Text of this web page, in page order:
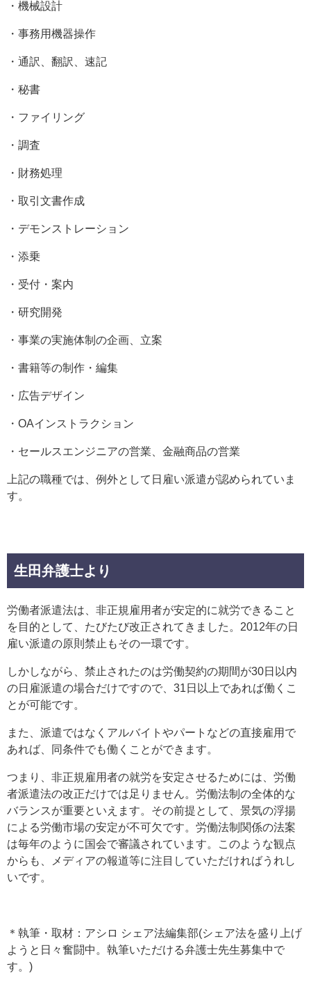
・機械設計
・事務用機器操作
・通訳、翻訳、速記
・秘書
・ファイリング
・調査
・財務処理
・取引文書作成
・デモンストレーション
・添乗
・受付・案内
・研究開発
・事業の実施体制の企画、立案
・書籍等の制作・編集
・広告デザイン
・OAインストラクション
・セールスエンジニアの営業、金融商品の営業
上記の職種では、例外として日雇い派遣が認められていま
す。
生田弁護士より
労働者派遣法は、非正規雇用者が安定的に就労できること
を目的として、たびたび改正されてきました。2012年の日
雇い派遣の原則禁止もその一環です。
しかしながら、禁止されたのは労働契約の期間が30日以内
の日雇派遣の場合だけですので、31日以上であれば働くこ
とが可能です。
また、派遣ではなくアルバイトやパートなどの直接雇用で
あれば、同条件でも働くことができます。
つまり、非正規雇用者の就労を安定させるためには、労働
者派遣法の改正だけでは足りません。労働法制の全体的な
バランスが重要といえます。その前提として、景気の浮揚
による労働市場の安定が不可欠です。労働法制関係の法案
は毎年のように国会で審議されています。このような観点
からも、メディアの報道等に注目していただければうれし
いです。
＊執筆・取材：アシロ シェア法編集部(シェア法を盛り上げ
ようと日々奮闘中。執筆いただける弁護士先生募集中で
す。)